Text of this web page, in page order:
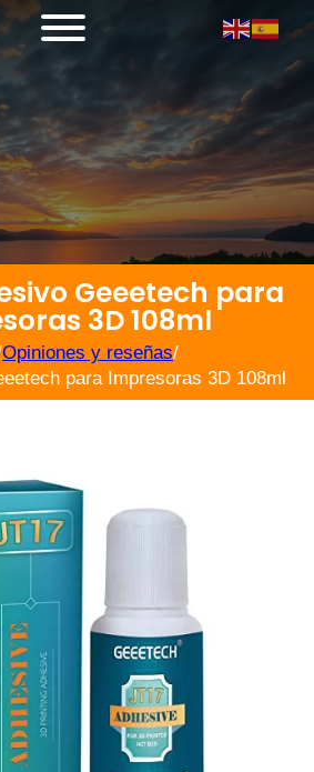
Geeetech para
3D 108ml
Opiniones y reseñas/
para Impresoras 3D 108ml